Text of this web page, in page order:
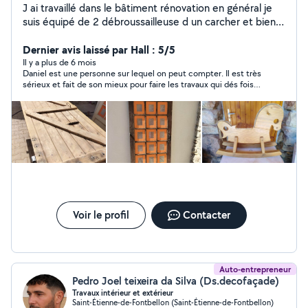
J ai travaillé dans le bâtiment rénovation en général je
suis équipé de 2 débroussailleuse d un carcher et bien d
Dernier avis laissé par Hall : 5/5
Il y a plus de 6 mois
Daniel est une personne sur lequel on peut compter. Il est très
sérieux et fait de son mieux pour faire les travaux qui dés fois
Voir le profil Contacter
Auto-entrepreneur
Pedro Joel teixeira da Silva (Ds.decofaçade)
Travaux intérieur et extérieur
Saint-Étienne-de-Fontbellon (Saint-Étienne-de-Fontbellon)